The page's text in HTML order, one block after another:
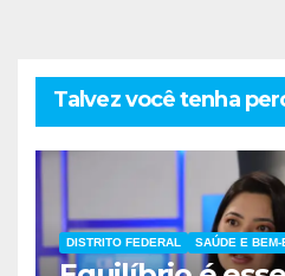
Talvez você tenha
DISTRITO FEDERAL SAÚDE E BEM-